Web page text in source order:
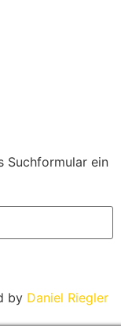
Suchformular ein
by Daniel Riegler